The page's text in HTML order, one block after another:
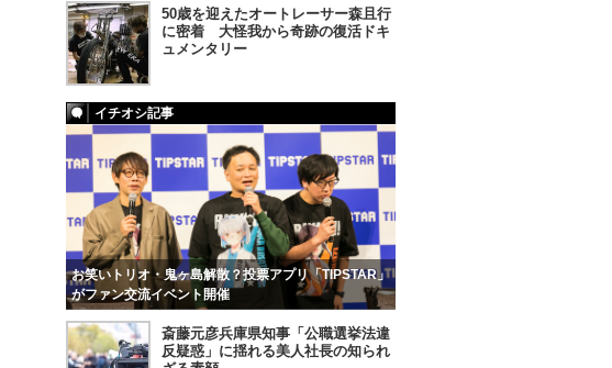
50歳を迎えたオートレーサー森且行
に密着 大怪我から奇跡の復活ドキ
ュメンタリー
イチオシ記事
お笑いトリオ・鬼ヶ島解散？投票アプリ「TIPSTAR」
がファン交流イベント開催
斎藤元彦兵庫県知事「公職選挙法違
反疑惑」に揺れる美人社長の知られ